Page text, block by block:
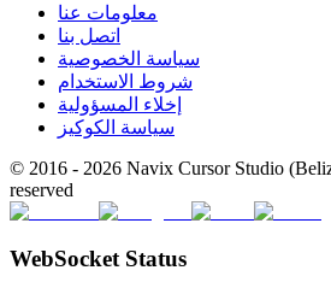
معلومات عنا
اتصل بنا
سياسة الخصوصية
شروط الاستخدام
إخلاء المسؤولية
سياسة الكوكيز
© 2016 - 2026 Navix Cursor Studio
reserved
WebSocket Status